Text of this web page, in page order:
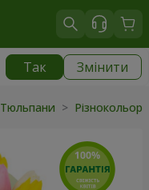
Так Змінити
Тюльпани >